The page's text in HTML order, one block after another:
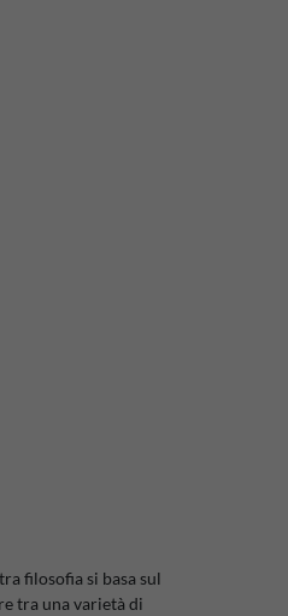
filosofia si basa sul
tra una varietà di